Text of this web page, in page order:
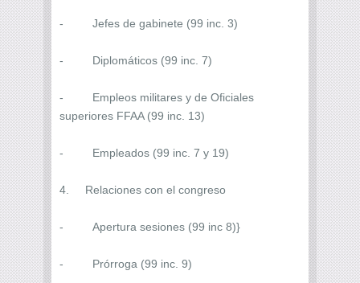
- Jefes de gabinete (99 inc. 3)
- Diplomáticos (99 inc. 7)
- Empleos militares y de Oficiales
superiores FFAA (99 inc. 13)
- Empleados (99 inc. 7 y 19)
4. Relaciones con el congreso
- Apertura sesiones (99 inc 8)}
- Prórroga (99 inc. 9)